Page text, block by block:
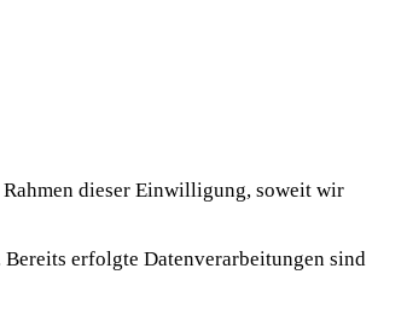
dieser Einwilligung, soweit wir
erfolgte Datenverarbeitungen sind